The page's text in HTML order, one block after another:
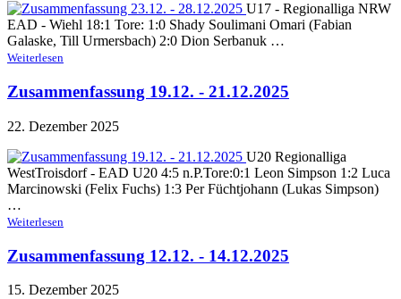
U17 - Regionalliga NRW
EAD - Wiehl 18:1 Tore: 1:0 Shady Soulimani Omari (Fabian
Galaske, Till Urmersbach) 2:0 Dion Serbanuk …
Weiterlesen
Zusammenfassung 19.12. - 21.12.2025
22. Dezember 2025
U20 Regionalliga
WestTroisdorf - EAD U20 4:5 n.P.Tore:0:1 Leon Simpson 1:2 Luca
Marcinowski (Felix Fuchs) 1:3 Per Füchtjohann (Lukas Simpson)
…
Weiterlesen
Zusammenfassung 12.12. - 14.12.2025
15. Dezember 2025